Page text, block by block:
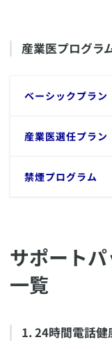
産業医プログラ
​ベーシックプラン
​産業医選任プラン
​禁煙プログラム
サポート
一覧
​1. 24時間電話健